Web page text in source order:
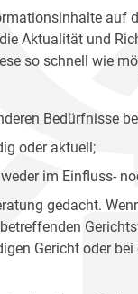
auf
Aktualität und
so schnell wie
Bedürfnisse
oder aktuell;
im Einfluss-
gedacht.
Gericht oder